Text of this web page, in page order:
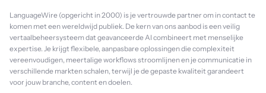
LanguageWire (opgericht in 2000) is je vertrouwde partner om in contact te
komen met een wereldwijd publiek. De kern van ons aanbod is een veilig
vertaalbeheersysteem dat geavanceerde AI combineert met menselijke
expertise. Je krijgt flexibele, aanpasbare oplossingen die complexiteit
vereenvoudigen, meertalige workflows stroomlijnen en je communicatie in
verschillende markten schalen, terwijl je de gepaste kwaliteit garandeert
voor jouw branche, content en doelen.